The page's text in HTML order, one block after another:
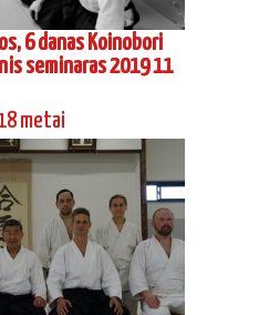
6 danas Koinobori
seminaras 2019 11
metai